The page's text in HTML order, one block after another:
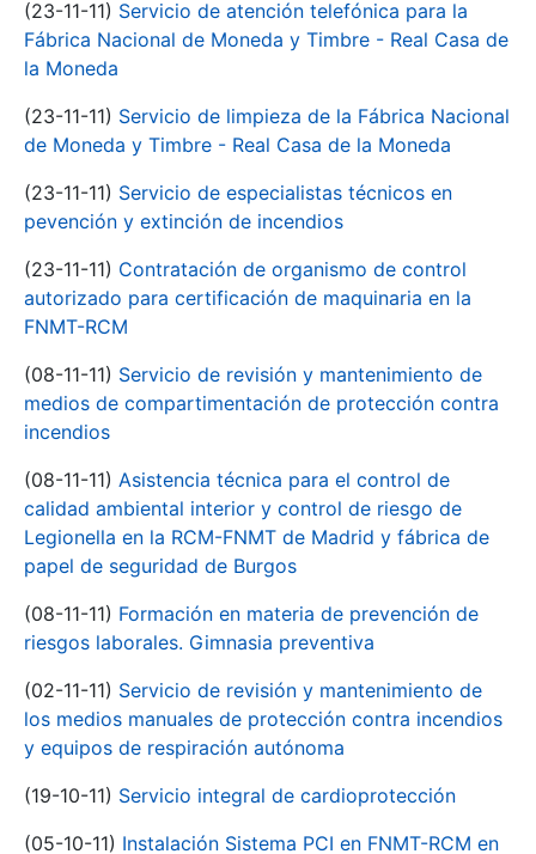
(23-11-11) Servicio de atención telefónica para la
Fábrica Nacional de Moneda y Timbre - Real Casa de
la Moneda
(23-11-11) Servicio de limpieza de la Fábrica Nacional
de Moneda y Timbre - Real Casa de la Moneda
(23-11-11) Servicio de especialistas técnicos en
pevención y extinción de incendios
(23-11-11) Contratación de organismo de control
autorizado para certificación de maquinaria en la
FNMT-RCM
(08-11-11) Servicio de revisión y mantenimiento de
medios de compartimentación de protección contra
incendios
(08-11-11) Asistencia técnica para el control de
calidad ambiental interior y control de riesgo de
Legionella en la RCM-FNMT de Madrid y fábrica de
papel de seguridad de Burgos
(08-11-11) Formación en materia de prevención de
riesgos laborales. Gimnasia preventiva
(02-11-11) Servicio de revisión y mantenimiento de
los medios manuales de protección contra incendios
y equipos de respiración autónoma
(19-10-11) Servicio integral de cardioprotección
(05-10-11) Instalación Sistema PCI en FNMT-RCM en